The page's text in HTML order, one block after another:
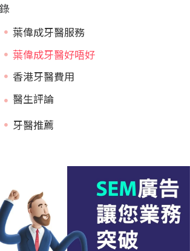
葉偉成牙醫服務
葉偉成牙醫好唔好
香港牙醫費用
牙醫推薦